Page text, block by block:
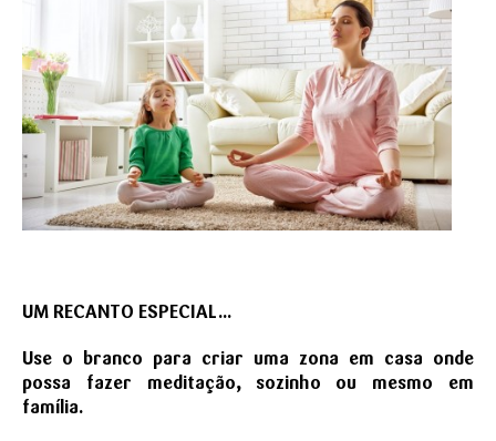
UM RECANTO ESPECIAL...
Use o branco para criar uma zona em casa onde
possa fazer meditação, sozinho ou mesmo em
família.